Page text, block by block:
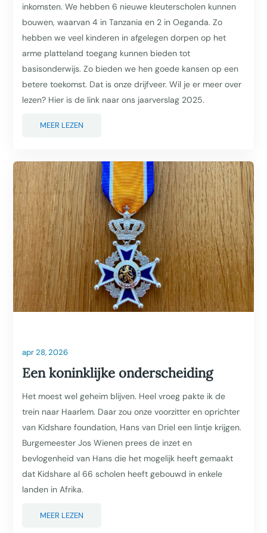
inkomsten. We hebben 6 nieuwe kleuterscholen kunnen
bouwen, waarvan 4 in Tanzania en 2 in Oeganda. Zo
hebben we veel kinderen in afgelegen dorpen op het
arme platteland toegang kunnen bieden tot
basisonderwijs. Zo bieden we hen goede kansen op een
betere toekomst. Dat is onze drijfveer. Wil je er meer over
lezen? Hier is de link naar ons jaarverslag 2025.
MEER LEZEN
apr 28, 2026
Een koninklijke onderscheiding
Het moest wel geheim blijven. Heel vroeg pakte ik de
trein naar Haarlem. Daar zou onze voorzitter en oprichter
van Kidshare foundation, Hans van Driel een lintje krijgen.
Burgemeester Jos Wienen prees de inzet en
bevlogenheid van Hans die het mogelijk heeft gemaakt
dat Kidshare al 66 scholen heeft gebouwd in enkele
landen in Afrika.
MEER LEZEN